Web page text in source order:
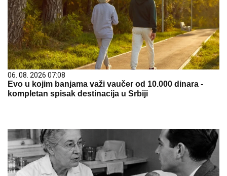
06. 08. 2026 07:08
Evo u kojim banjama važi vaučer od 10.000 dinara -
kompletan spisak destinacija u Srbiji